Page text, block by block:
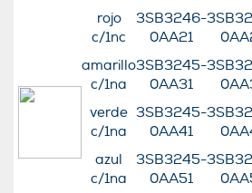
rojo
c/1nc
3SB3246-
0AA21
amarillo
c/1na
3SB3245-
0AA31
verde
c/1na
3SB3245-
0AA41
azul
c/1na
3SB3245-
0AA51